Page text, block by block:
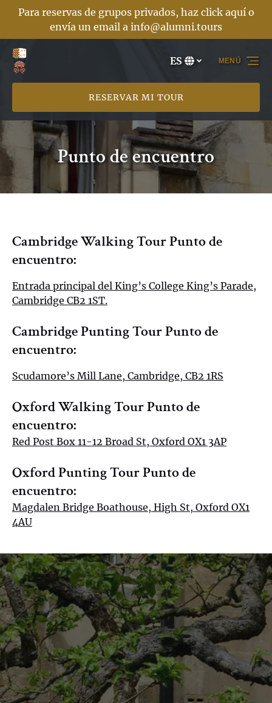
Saltar a la navegación principal
Saltar al contenido
Saltar al pie de página
Para reservas de grupos privados, haz click aquí o
envía un email a info@alumni.tours
Selecciona
tu
ES
RESERVAR MI TOUR
MENÚ
Punto de encuentro
Cambridge Walking Tour Punto de
encuentro:
Entrada principal del King’s College King’s Parade,
Cambridge CB2 1ST.
Cambridge Punting Tour Punto de
encuentro:
Scudamore’s Mill Lane, Cambridge, CB2 1RS
Oxford Walking Tour Punto de
encuentro:
Red Post Box 11-12 Broad St, Oxford OX1 3AP
Oxford Punting Tour Punto de
encuentro:
Magdalen Bridge Boathouse, High St, Oxford OX1
4AU
Google
Map